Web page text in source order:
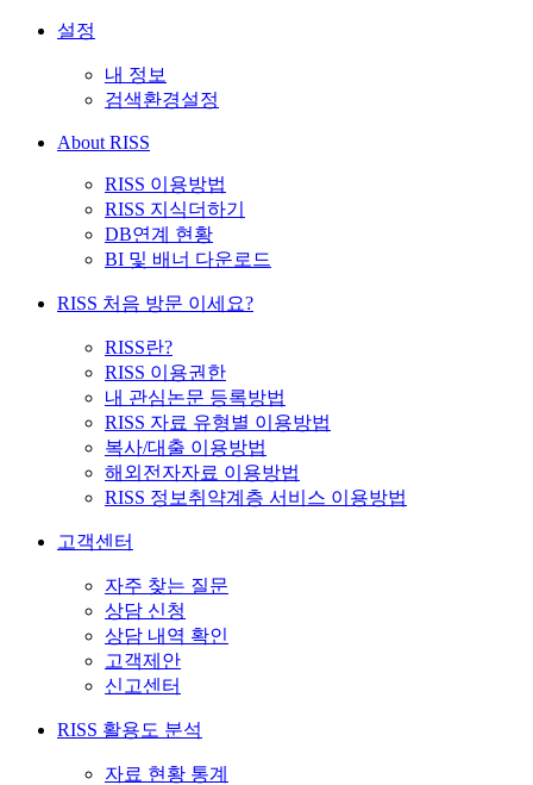
설정
내 정보
검색환경설정
About RISS
RISS 이용방법
RISS 지식더하기
DB연계 현황
BI 및 배너 다운로드
RISS 처음 방문 이세요?
RISS란?
RISS 이용권한
내 관심논문 등록방법
RISS 자료 유형별 이용방법
복사/대출 이용방법
해외전자자료 이용방법
RISS 정보취약계층 서비스 이용방법
고객센터
자주 찾는 질문
상담 신청
상담 내역 확인
고객제안
신고센터
RISS 활용도 분석
자료 현황 통계